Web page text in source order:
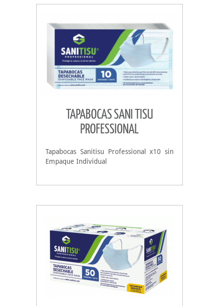
TAPABOCAS SANI TISU
PROFESSIONAL
Tapabocas Sanitisu Professional x10 sin
Empaque Individual